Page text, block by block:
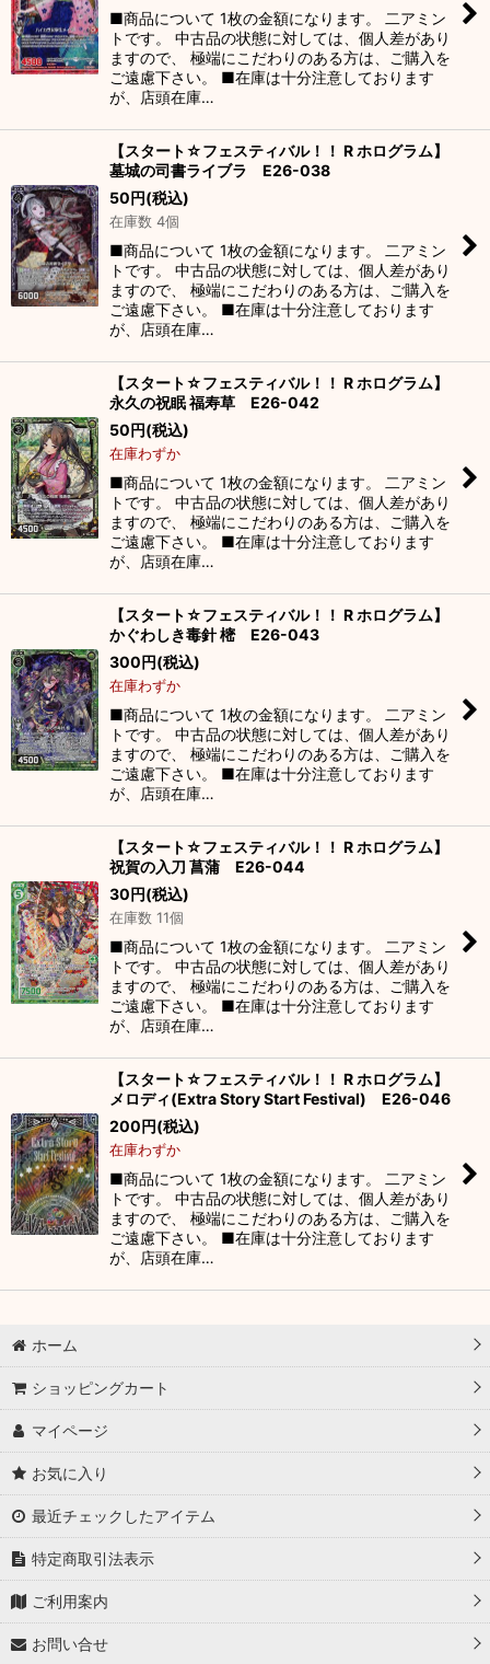
■商品について 1枚の金額になります。 二アミン
トです。 中古品の状態に対しては、個人差があり
ますので、 極端にこだわりのある方は、ご購入を
ご遠慮下さい。 ■在庫は十分注意しております
が、店頭在庫…
【スタート☆フェスティバル！！ R ホログラム】
墓城の司書ライブラ E26-038
50円(税込)
在庫数 4個
■商品について 1枚の金額になります。 二アミン
トです。 中古品の状態に対しては、個人差があり
ますので、 極端にこだわりのある方は、ご購入を
ご遠慮下さい。 ■在庫は十分注意しております
が、店頭在庫…
【スタート☆フェスティバル！！ R ホログラム】
永久の祝眠 福寿草 E26-042
50円(税込)
在庫わずか
■商品について 1枚の金額になります。 二アミン
トです。 中古品の状態に対しては、個人差があり
ますので、 極端にこだわりのある方は、ご購入を
ご遠慮下さい。 ■在庫は十分注意しております
が、店頭在庫…
【スタート☆フェスティバル！！ R ホログラム】
かぐわしき毒針 樒 E26-043
300円(税込)
在庫わずか
■商品について 1枚の金額になります。 二アミン
トです。 中古品の状態に対しては、個人差があり
ますので、 極端にこだわりのある方は、ご購入を
ご遠慮下さい。 ■在庫は十分注意しております
が、店頭在庫…
【スタート☆フェスティバル！！ R ホログラム】
祝賀の入刀 菖蒲 E26-044
30円(税込)
在庫数 11個
■商品について 1枚の金額になります。 二アミン
トです。 中古品の状態に対しては、個人差があり
ますので、 極端にこだわりのある方は、ご購入を
ご遠慮下さい。 ■在庫は十分注意しております
が、店頭在庫…
【スタート☆フェスティバル！！ R ホログラム】
メロディ(Extra Story Start Festival) E26-046
200円(税込)
在庫わずか
■商品について 1枚の金額になります。 二アミン
トです。 中古品の状態に対しては、個人差があり
ますので、 極端にこだわりのある方は、ご購入を
ご遠慮下さい。 ■在庫は十分注意しております
が、店頭在庫…
ホーム
ショッピングカート
マイページ
お気に入り
最近チェックしたアイテム
特定商取引法表示
ご利用案内
お問い合せ